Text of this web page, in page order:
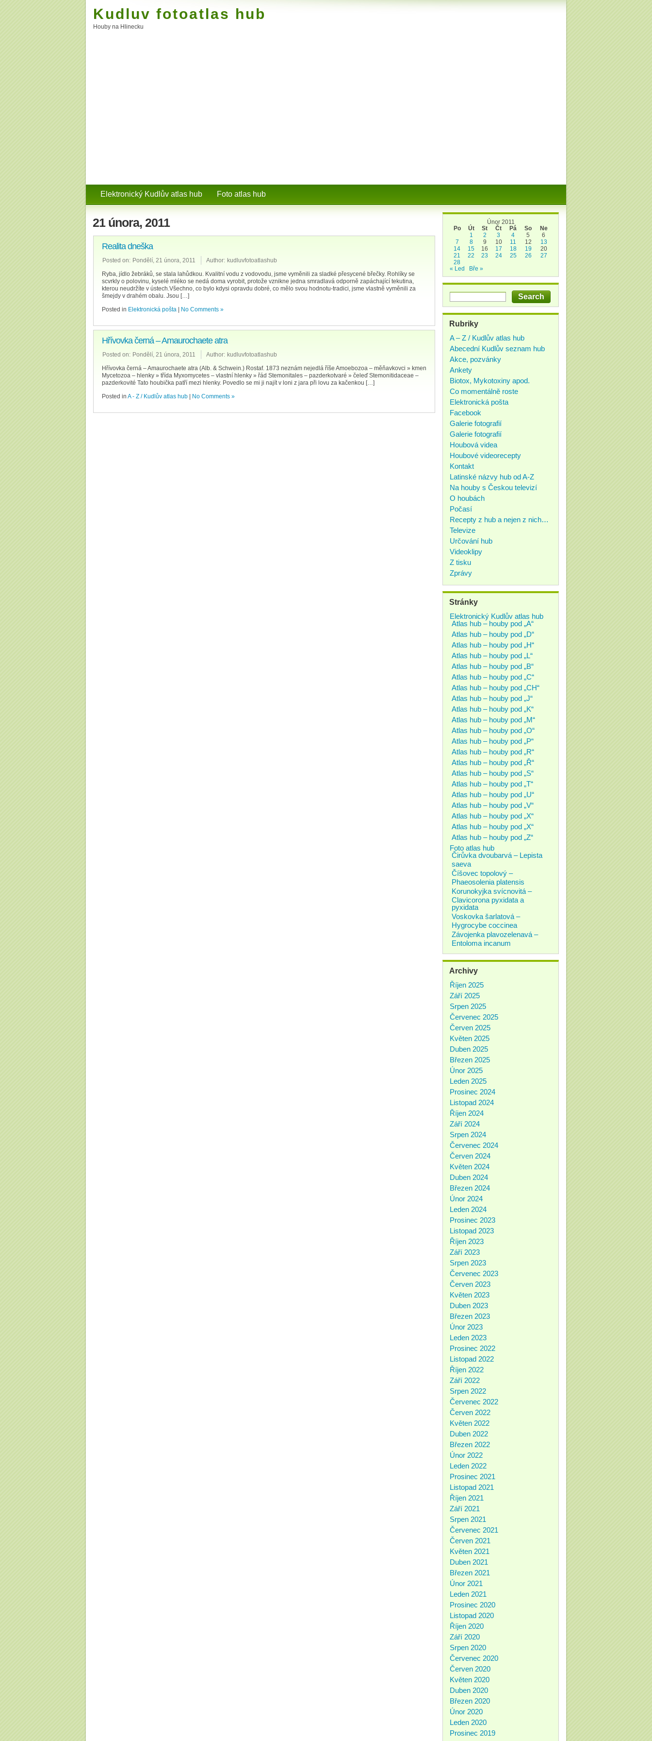
Kudluv fotoatlas hub
Houby na Hlinecku
Elektronický Kudlův atlas hub Foto atlas hub
21 února, 2011
Realita dneška
Posted on: Pondělí, 21 února, 2011 Author: kudluvfotoatlashub
Ryba, jídlo žebráků, se stala lahůdkou. Kvalitní vodu z vodovodu, jsme vyměnili za sladké přesycené břečky. Rohlíky se
scvrkly o polovinu, kyselé mléko se nedá doma vyrobit, protože vznikne jedna smradlavá odporně zapáchající tekutina,
kterou neudržíte v ústech.Všechno, co bylo kdysi opravdu dobré, co mělo svou hodnotu-tradici, jsme vlastně vyměnili za
šmejdy v drahém obalu. Jsou […]
Posted in Elektronická pošta No Comments »
Hřívovka černá – Amaurochaete atra
Posted on: Pondělí, 21 února, 2011 Author: kudluvfotoatlashub
Hřívovka černá – Amaurochaete atra (Alb. & Schwein.) Rostaf. 1873 neznám nejedlá říše Amoebozoa – měňavkovci » kmen
Mycetozoa – hlenky » třída Myxomycetes – vlastní hlenky » řád Stemonitales – pazderkotvaré » čeleď Stemonitidaceae –
pazderkovité Tato houbička patří mezi hlenky. Povedlo se mi ji najít v loni z jara při lovu za kačenkou […]
Posted in A - Z / Kudlův atlas hub No Comments »
Únor 2011
Po
Út St Čt Pá So
Ne
1
2 3 4 5
6
7
8 9 10 11 12
13
14
15 16 17 18 19
20
21
22 23 24 25 26
27
28
« Led
Bře »
Rubriky
A – Z / Kudlův atlas hub
Abecední Kudlův seznam hub
Akce, pozvánky
Ankety
Biotox, Mykotoxiny apod.
Co momentálně roste
Elektronická pošta
Facebook
Galerie fotografií
Galerie fotografií
Houbová videa
Houbové videorecepty
Kontakt
Latinské názvy hub od A-Z
Na houby s Českou televizí
O houbách
Počasí
Recepty z hub a nejen z nich…
Televize
Určování hub
Videoklipy
Z tisku
Zprávy
Stránky
Elektronický Kudlův atlas hub
Atlas hub – houby pod „A“
Atlas hub – houby pod „D“
Atlas hub – houby pod „H“
Atlas hub – houby pod „L“
Atlas hub – houby pod „B“
Atlas hub – houby pod „C“
Atlas hub – houby pod „CH“
Atlas hub – houby pod „J“
Atlas hub – houby pod „K“
Atlas hub – houby pod „M“
Atlas hub – houby pod „O“
Atlas hub – houby pod „P“
Atlas hub – houby pod „R“
Atlas hub – houby pod „Ř“
Atlas hub – houby pod „S“
Atlas hub – houby pod „T“
Atlas hub – houby pod „U“
Atlas hub – houby pod „V“
Atlas hub – houby pod „X“
Atlas hub – houby pod „X“
Atlas hub – houby pod „Z“
Foto atlas hub
Čirůvka dvoubarvá – Lepista
saeva
Číšovec topolový –
Phaeosolenia platensis
Korunokyjka svícnovitá –
Clavicorona pyxidata a
pyxidata
Voskovka šarlatová –
Hygrocybe coccinea
Závojenka plavozelenavá –
Entoloma incanum
Archivy
Říjen 2025
Září 2025
Srpen 2025
Červenec 2025
Červen 2025
Květen 2025
Duben 2025
Březen 2025
Únor 2025
Leden 2025
Prosinec 2024
Listopad 2024
Říjen 2024
Září 2024
Srpen 2024
Červenec 2024
Červen 2024
Květen 2024
Duben 2024
Březen 2024
Únor 2024
Leden 2024
Prosinec 2023
Listopad 2023
Říjen 2023
Září 2023
Srpen 2023
Červenec 2023
Červen 2023
Květen 2023
Duben 2023
Březen 2023
Únor 2023
Leden 2023
Prosinec 2022
Listopad 2022
Říjen 2022
Září 2022
Srpen 2022
Červenec 2022
Červen 2022
Květen 2022
Duben 2022
Březen 2022
Únor 2022
Leden 2022
Prosinec 2021
Listopad 2021
Říjen 2021
Září 2021
Srpen 2021
Červenec 2021
Červen 2021
Květen 2021
Duben 2021
Březen 2021
Únor 2021
Leden 2021
Prosinec 2020
Listopad 2020
Říjen 2020
Září 2020
Srpen 2020
Červenec 2020
Červen 2020
Květen 2020
Duben 2020
Březen 2020
Únor 2020
Leden 2020
Prosinec 2019